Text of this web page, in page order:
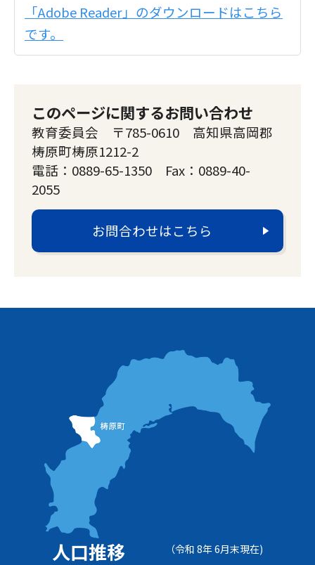
「Adobe Reader」のダウンロードはこちら
です。
このページに関するお問い合わせ
教育委員会 〒785-0610 高知県高岡郡
梼原町梼原1212-2
電話：0889-65-1350 Fax：0889-40-
2055
お問合わせはこちら
人口推移 （令和 8年 6月末現在)